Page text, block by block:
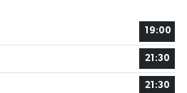
19:00
21:30
21:30